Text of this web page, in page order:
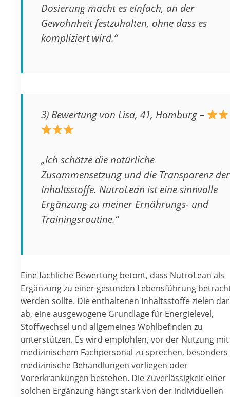
Dosierung macht es einfach, an der
Gewohnheit festzuhalten, ohne dass es
kompliziert wird.“
3) Bewertung von Lisa, 41, Hamburg –
„Ich schätze die natürliche
Zusammensetzung und die Transparenz der
Inhaltsstoffe. NutroLean ist eine sinnvolle
Ergänzung zu meiner Ernährungs- und
Trainingsroutine.“
Eine fachliche Bewertung betont, dass NutroLean als
Ergänzung zu einer gesunden Lebensführung
werden sollte. Die enthaltenen Inhaltsstoffe zielen
ab, eine ausgewogene Grundlage für Energielevel,
Stoffwechsel und allgemeines Wohlbefinden zu
unterstützen. Es wird empfohlen, vor der Nutzung mit
medizinischem Fachpersonal zu sprechen,
medizinische Behandlungen vorliegen oder
Vorerkrankungen bestehen. Die Zuverlässigkeit einer
solchen Ergänzung hängt stark von der individuellen